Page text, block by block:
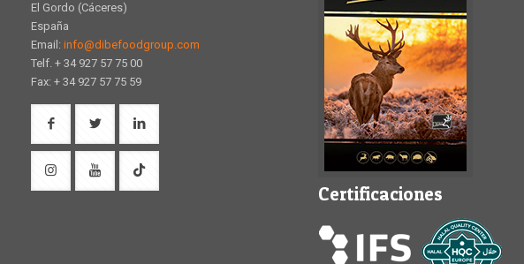
El Gordo (Cáceres)
España
Email: info@dibefoodgroup.com
Telf. + 34 927 57 75 00
Fax: + 34 927 57 75 59
Certificaciones